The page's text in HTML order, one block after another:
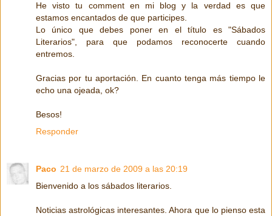
He visto tu comment en mi blog y la verdad es que
estamos encantados de que participes.
Lo único que debes poner en el título es "Sábados
Literarios", para que podamos reconocerte cuando
entremos.
Gracias por tu aportación. En cuanto tenga más tiempo le
echo una ojeada, ok?
Besos!
Responder
Paco 21 de marzo de 2009 a las 20:19
Bienvenido a los sábados literarios.
Noticias astrológicas interesantes. Ahora que lo pienso esta